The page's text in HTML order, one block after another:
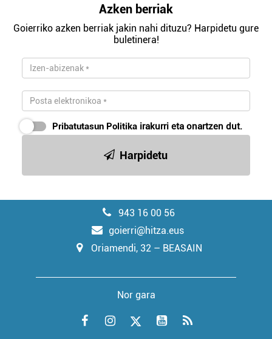
Azken berriak
Goierriko azken berriak jakin nahi dituzu? Harpidetu gure
buletinera!
Pribatutasun Politika irakurri eta onartzen dut.
Harpidetu
943 16 00 56
goierri@hitza.eus
Oriamendi, 32 – BEASAIN
Nor gara